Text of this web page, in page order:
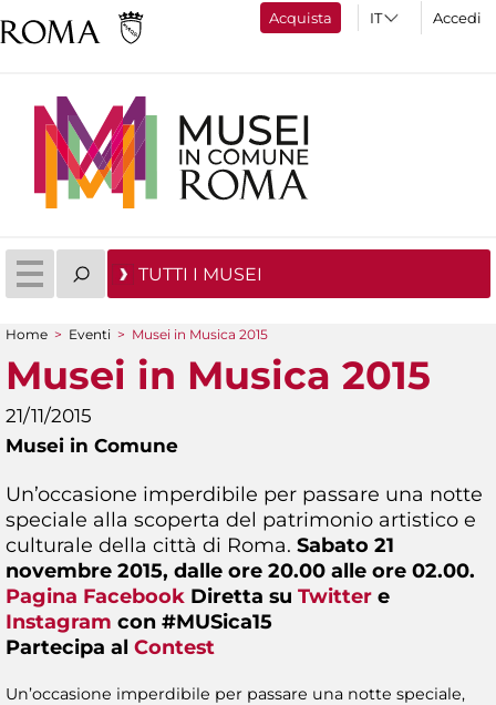
Acquista Accedi
TUTTI I MUSEI
Tu sei qui
Home > Eventi > Musei in Musica 2015
Musei in Musica 2015
21/11/2015
Musei in Comune
Un’occasione imperdibile per passare una notte
speciale alla scoperta del patrimonio artistico e
culturale della città di Roma. Sabato 21
novembre 2015, dalle ore 20.00 alle ore 02.00.
Pagina Facebook Diretta su Twitter e
Instagram con #MUSica15
Partecipa al Contest
Un’occasione imperdibile per passare una notte speciale,